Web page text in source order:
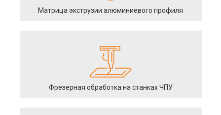
Матрица экструзии алюминиевого профиля
Фрезерная обработка на станках ЧПУ